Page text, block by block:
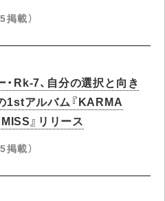
載）
・Rk-7、自分の選択と向き
1stアルバム『KARMA
』リリース
載）